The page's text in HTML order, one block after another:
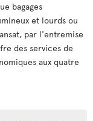
bagages
et lourds ou
par l'entremise
des services de
aux quatre